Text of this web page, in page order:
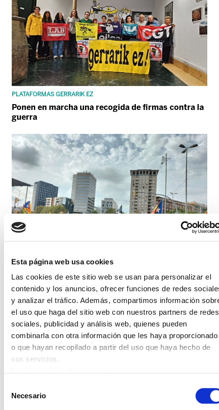
Esta página web usa cookies
Las cookies de este sitio web se usan para personalizar el
contenido y los anuncios, ofrecer funciones de redes
y analizar el tráfico. Además, compartimos información
el uso que haga del sitio web con nuestros partners de redes
sociales, publicidad y análisis web, quienes pueden
combinarla con otra información que les haya proporcionado
o que hayan recopilado a partir del uso que haya hecho de
sus servicios.
Necesario
PLATAFORMAS GERRARIK EZ
Ponen en marcha una recogida de firmas contra la
guerra
DIADA CATALUNYA
ELA ha participado en los principales actos de la
Diada